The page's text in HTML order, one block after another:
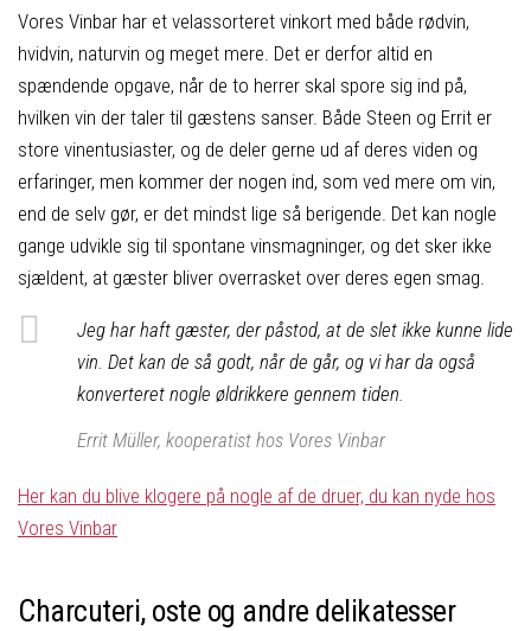
Vores Vinbar har et velassorteret vinkort med både rødvin,
hvidvin, naturvin og meget mere. Det er derfor altid en
spændende opgave, når de to herrer skal spore sig ind på,
hvilken vin der taler til gæstens sanser. Både Steen og Errit er
store vinentusiaster, og de deler gerne ud af deres viden og
erfaringer, men kommer der nogen ind, som ved mere om vin,
end de selv gør, er det mindst lige så berigende. Det kan nogle
gange udvikle sig til spontane vinsmagninger, og det sker ikke
sjældent, at gæster bliver overrasket over deres egen smag.
Jeg har haft gæster, der påstod, at de slet ikke kunne lide
vin. Det kan de så godt, når de går, og vi har da også
konverteret nogle øldrikkere gennem tiden.
Errit Müller, kooperatist hos Vores Vinbar
Her kan du blive klogere på nogle af de druer, du kan nyde hos
Vores Vinbar
Charcuteri, oste og andre delikatesser